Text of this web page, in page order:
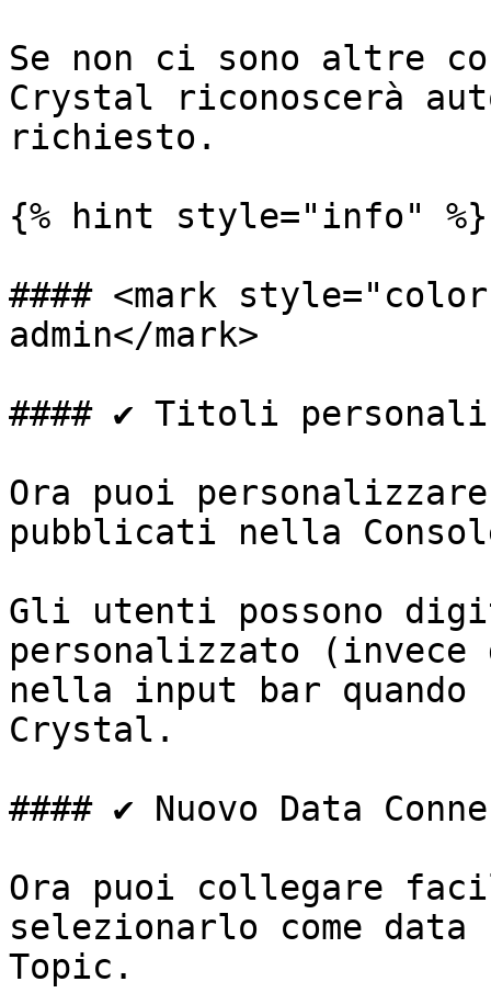
Se non ci sono altre
Crystal riconoscerà
richiesto.
{% hint style="info" %}
#### <mark
admin</mark>
#### ✔️ Titoli
Ora puoi
pubblicati nella
Gli utenti possono
personalizzato
nella input bar quando
Crystal.
#### ✔️ Nuovo Data
Ora puoi collegare
selezionarlo come
Topic.